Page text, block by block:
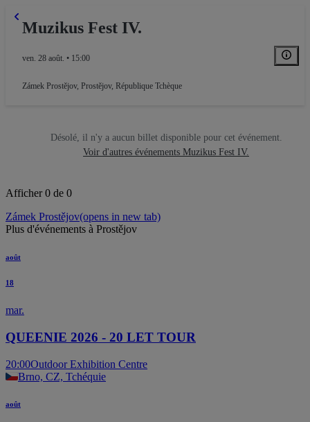
Muzikus Fest IV.
ven. 28 août. • 15:00
Zámek Prostějov, Prostějov, République Tchèque
Désolé, il n'y a aucun billet disponible pour cet événement.
Voir d'autres événements Muzikus Fest IV.
Afficher 0 de 0
Zámek Prostějov(opens in new tab)
Plus d'événements à Prostějov
août
18
mar.
QUEENIE 2026 - 20 LET TOUR
20:00Outdoor Exhibition Centre
Brno, CZ, Tchéquie
août